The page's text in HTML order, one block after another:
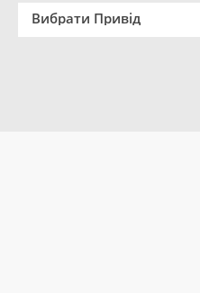
Вибрати Привід